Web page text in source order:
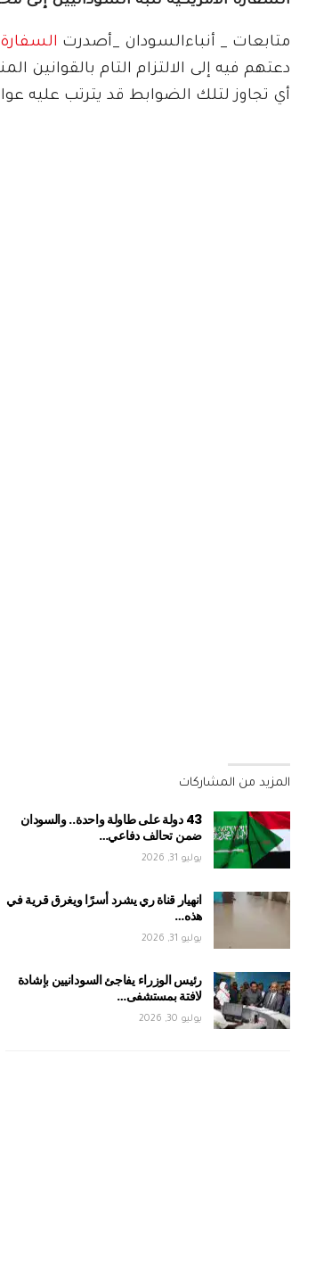
متابعات _ أنباءالسودان _أصدرت السفارة
دعتهم فيه إلى الالتزام التام بالقوانين
أي تجاوز لتلك الضوابط قد يترتب عليه
المزيد من المشاركات
43 دولة على طاولة واحدة.. والسودان
ضمن تحالف دفاعي…
يوليو 31, 2026
انهيار قناة ري يشرد أسرًا ويغرق قرية في
هذه…
يوليو 31, 2026
رئيس الوزراء يفاجئ السودانيين بإشادة
لافتة بمستشفى…
يوليو 30, 2026